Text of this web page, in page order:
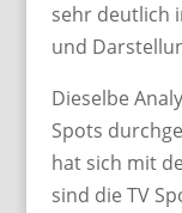
sehr deutlich
und
Dieselbe
Spots
hat sich mit
sind die TV